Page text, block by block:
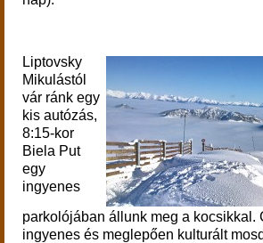
Liptovsky
Mikulástól
vár ránk egy
kis autózás,
8:15-kor
Biela Put
egy
ingyenes
parkolójában állunk meg a kocsikkal.
ingyenes és meglepően kulturált